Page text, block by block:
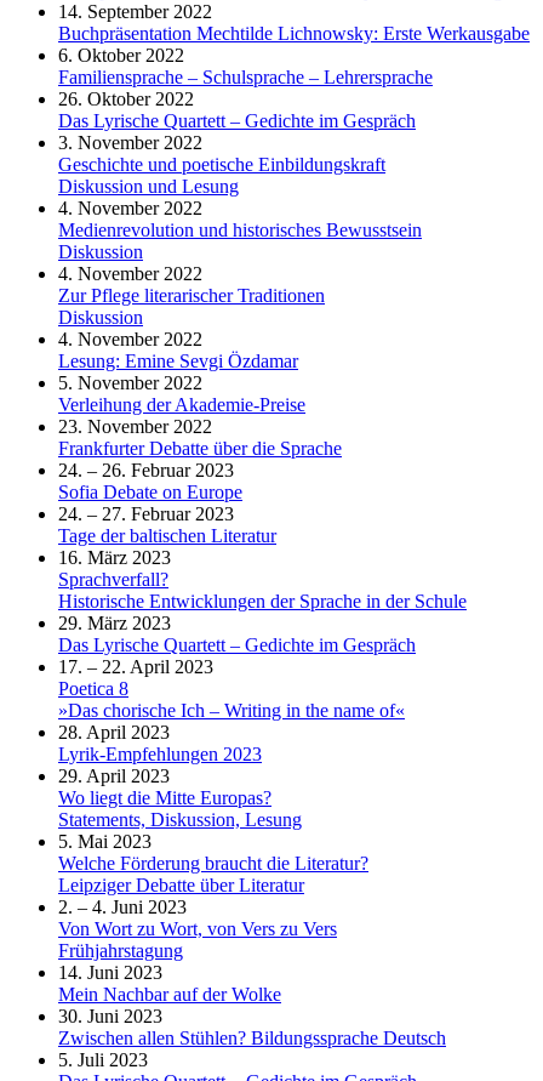
14. September 2022
Buchpräsentation Mechtilde Lichnowsky: Erste Werkausgabe
6. Oktober 2022
Familiensprache – Schulsprache – Lehrersprache
26. Oktober 2022
Das Lyrische Quartett – Gedichte im Gespräch
3. November 2022
Geschichte und poetische Einbildungskraft
Diskussion und Lesung
4. November 2022
Medienrevolution und historisches Bewusstsein
Diskussion
4. November 2022
Zur Pflege literarischer Traditionen
Diskussion
4. November 2022
Lesung: Emine Sevgi Özdamar
5. November 2022
Verleihung der Akademie-Preise
23. November 2022
Frankfurter Debatte über die Sprache
24. – 26. Februar 2023
Sofia Debate on Europe
24. – 27. Februar 2023
Tage der baltischen Literatur
16. März 2023
Sprachverfall?
Historische Entwicklungen der Sprache in der Schule
29. März 2023
Das Lyrische Quartett – Gedichte im Gespräch
17. – 22. April 2023
Poetica 8
»Das chorische Ich – Writing in the name of«
28. April 2023
Lyrik-Empfehlungen 2023
29. April 2023
Wo liegt die Mitte Europas?
Statements, Diskussion, Lesung
5. Mai 2023
Welche Förderung braucht die Literatur?
Leipziger Debatte über Literatur
2. – 4. Juni 2023
Von Wort zu Wort, von Vers zu Vers
Frühjahrstagung
14. Juni 2023
Mein Nachbar auf der Wolke
30. Juni 2023
Zwischen allen Stühlen? Bildungssprache Deutsch
5. Juli 2023